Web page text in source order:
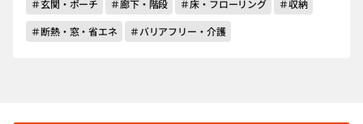
＃玄関・ポーチ
＃廊下・階段 ＃床・フローリング
＃収納
＃断熱・窓・省エネ
＃バリアフリー・介護